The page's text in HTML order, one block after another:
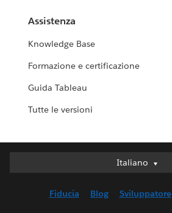
Assistenza
Knowledge Base
Formazione e certificazione
Guida Tableau
Tutte le versioni
Italiano
Italiano
English (UK)
Fiducia Blog Sviluppatore